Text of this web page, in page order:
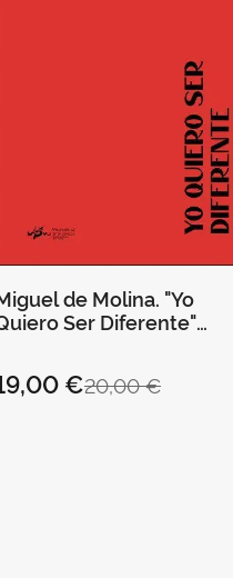
de Molina. "Yo
Ser Diferente"
20,00 €
€